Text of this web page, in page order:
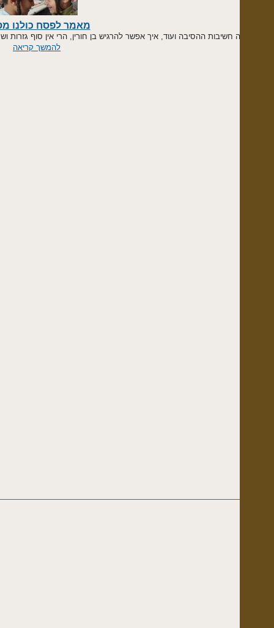
מאמר לפסח כולנו מסבין
חשיבות ההסיבה ועוד, איך אפשר להרגיש בן חורין, הרי אין סוף גזרות ושמדות
להמשך קריאה